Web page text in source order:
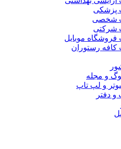
پزشکی
شخصی
شرکتی
موبایل
کافه رستوران
و مجله
و لپ تاپ
دفتر